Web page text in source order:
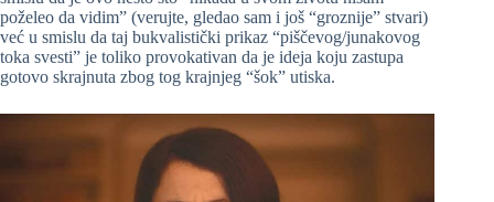
poželeo da vidim” (verujte, gledao sam i još “groznije” stvari)
već u smislu da taj bukvalistički prikaz “piščevog/junakovog
toka svesti” je toliko provokativan da je ideja koju zastupa
gotovo skrajnuta zbog tog krajnjeg “šok” utiska.